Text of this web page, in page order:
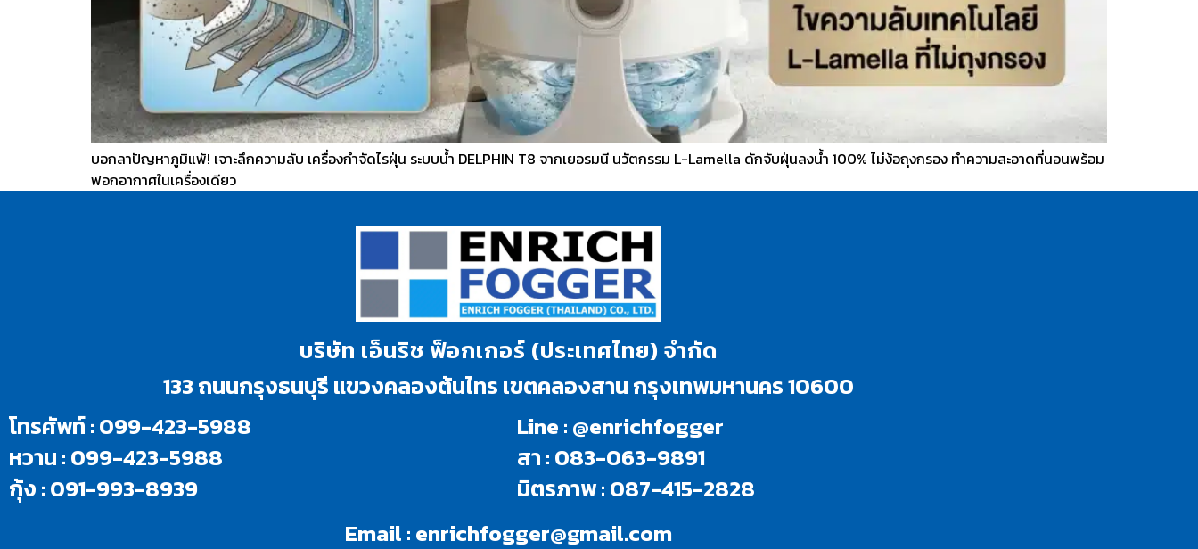
บอกลาปัญหาภูมิแพ้! เจาะลึกความลับ เครื่องกำจัดไรฝุ่น ระบบน้ำ DELPHIN T8 จากเยอรมนี นวัตกรรม L-Lamella ดักจับฝุ่นลงน้ำ 100% ไม่ง้อถุงกรอง ทำความสะอาดที่นอนพร้อม
ฟอกอากาศในเครื่องเดียว
บริษัท เอ็นริช ฟ็อกเกอร์ (ประเทศไทย) จำกัด
133 ถนนกรุงธนบุรี แขวงคลองต้นไทร เขตคลองสาน กรุงเทพมหานคร 10600
โทรศัพท์ : 099-423-5988
หวาน : 099-423-5988
กุ้ง : 091-993-8939
Line : @enrichfogger
สา : 083-063-9891
มิตรภาพ : 087-415-2828
Email :enrichfogger@gmail.com